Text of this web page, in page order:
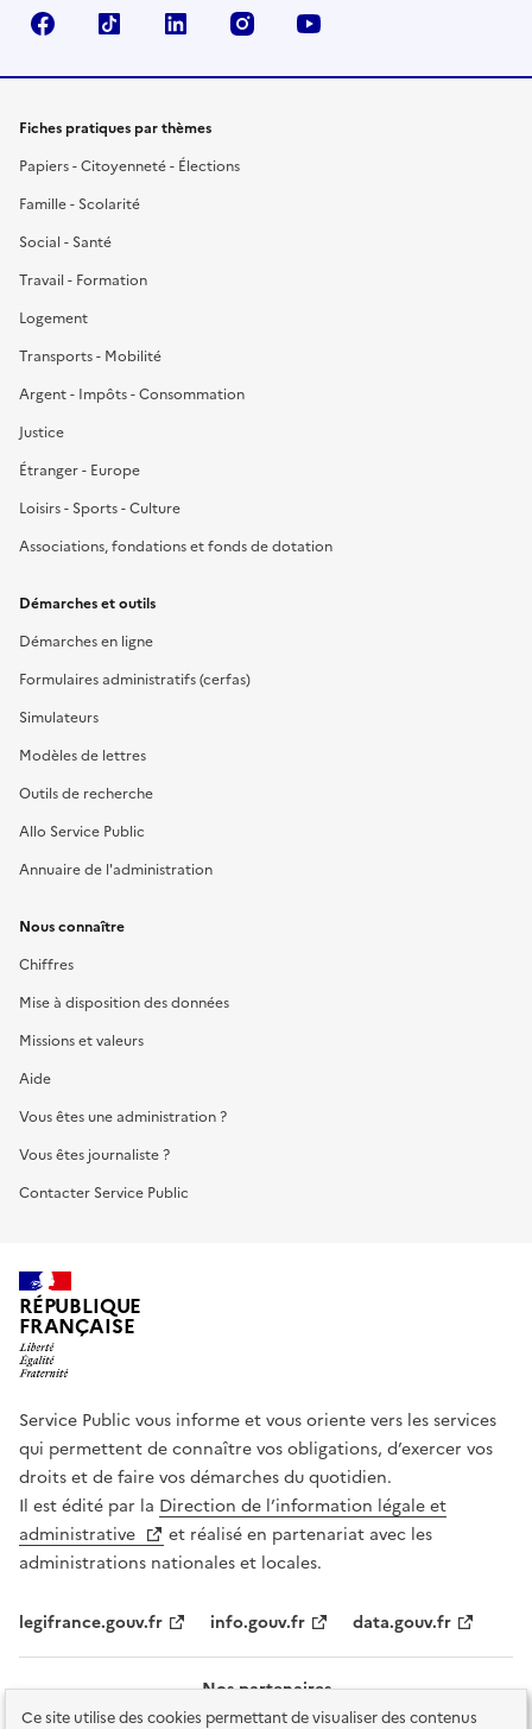
Ce site utilise des cookies permettant de visualiser des contenus
FacebookTikTok LinkedIn Instagram
Fiches pratiques par thèmes
Papiers - Citoyenneté - Élections
Famille - Scolarité
Social - Santé
Travail - Formation
Logement
Transports - Mobilité
Argent - Impôts - Consommation
Justice
Étranger - Europe
Loisirs - Sports - Culture
Associations, fondations et fonds de dotation
Démarches et outils
Démarches en ligne
Formulaires administratifs (cerfas)
Simulateurs
Modèles de lettres
Outils de recherche
Allo Service Public
Annuaire de l'administration
Nous connaître
Chiffres
Mise à disposition des données
Missions et valeurs
Aide
Vous êtes une administration ?
Vous êtes journaliste ?
Contacter Service Public
RÉPUBLIQUE
FRANÇAISE
Service Public vous informe et vous oriente vers les services
qui permettent de connaître vos obligations, d’exercer vos
droits et de faire vos démarches du quotidien.
Il est édité par la Direction de l’information légale et
administrative
et réalisé en partenariat avec les
administrations nationales et locales.
legifrance.gouv.fr info.gouv.fr data.gouv.fr
Nos partenaires